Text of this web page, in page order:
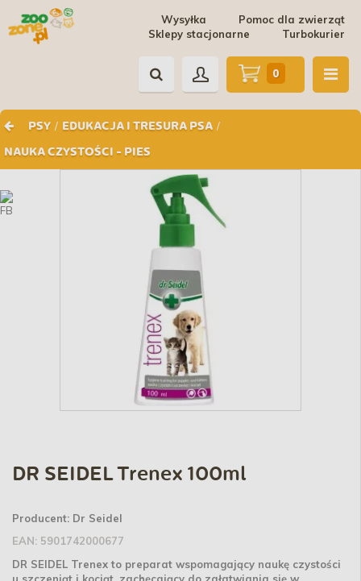
Pomoc dla zwierząt
Wysyłka
Turbokurier
Sklepy stacjonarne
PSY / EDUKACJA I TRESURA PSA /
NAUKA CZYSTOŚCI - PIES
0
DR SEIDEL Trenex 100ml
Producent: Dr Seidel
EAN: 5901742000677
DR SEIDEL Trenex to preparat wspomagający naukę czystości